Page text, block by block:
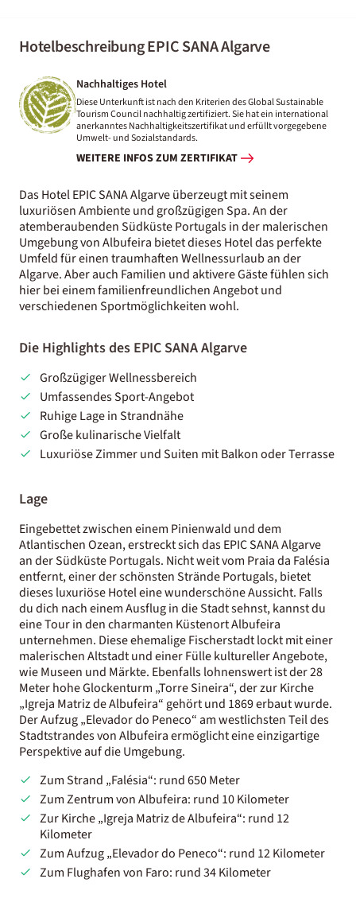
Hotelbeschreibung EPIC SANA Algarve
Nachhaltiges Hotel
Diese Unterkunft ist nach den Kriterien des Global Sustainable
Tourism Council nachhaltig zertifiziert. Sie hat ein international
anerkanntes Nachhaltigkeitszertifikat und erfüllt vorgegebene
Umwelt- und Sozialstandards.
WEITERE INFOS ZUM ZERTIFIKAT
Das Hotel EPIC SANA Algarve überzeugt mit seinem
luxuriösen Ambiente und großzügigen Spa. An der
atemberaubenden Südküste Portugals in der malerischen
Umgebung von Albufeira bietet dieses Hotel das perfekte
Umfeld für einen traumhaften Wellnessurlaub an der
Algarve. Aber auch Familien und aktivere Gäste fühlen sich
hier bei einem familienfreundlichen Angebot und
verschiedenen Sportmöglichkeiten wohl.
Die Highlights des EPIC SANA Algarve
Großzügiger Wellnessbereich
Umfassendes Sport-Angebot
Ruhige Lage in Strandnähe
Große kulinarische Vielfalt
Luxuriöse Zimmer und Suiten mit Balkon oder Terrasse
Lage
Eingebettet zwischen einem Pinienwald und dem
Atlantischen Ozean, erstreckt sich das EPIC SANA Algarve
an der Südküste Portugals. Nicht weit vom Praia da Falésia
entfernt, einer der schönsten Strände Portugals, bietet
dieses luxuriöse Hotel eine wunderschöne Aussicht. Falls
du dich nach einem Ausflug in die Stadt sehnst, kannst du
eine Tour in den charmanten Küstenort Albufeira
unternehmen. Diese ehemalige Fischerstadt lockt mit einer
malerischen Altstadt und einer Fülle kultureller Angebote,
wie Museen und Märkte. Ebenfalls lohnenswert ist der 28
Meter hohe Glockenturm „Torre Sineira“, der zur Kirche
„Igreja Matriz de Albufeira“ gehört und 1869 erbaut wurde.
Der Aufzug „Elevador do Peneco“ am westlichsten Teil des
Stadtstrandes von Albufeira ermöglicht eine einzigartige
Perspektive auf die Umgebung.
Zum Strand „Falésia“: rund 650 Meter
Zum Zentrum von Albufeira: rund 10 Kilometer
Zur Kirche „Igreja Matriz de Albufeira“: rund 12
Kilometer
Zum Aufzug „Elevador do Peneco“: rund 12 Kilometer
Zum Flughafen von Faro: rund 34 Kilometer